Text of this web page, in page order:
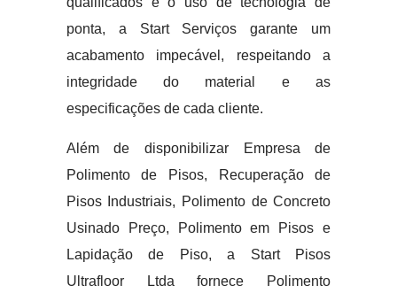
ponta, a Start Serviços garante um
acabamento impecável, respeitando a
integridade do material e as
especificações de cada cliente.
Além de disponibilizar Empresa de
Polimento de Pisos, Recuperação de
Pisos Industriais, Polimento de Concreto
Usinado Preço, Polimento em Pisos e
Lapidação de Piso, a Start Pisos
Ultrafloor Ltda fornece Polimento